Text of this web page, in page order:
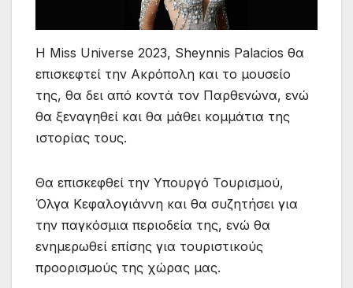
H Miss Universe 2023, Sheynnis Palacios θα
επισκεφτεί την Ακρόπολη και το μουσείο
της, θα δει από κοντά τον Παρθενώνα, ενώ
θα ξεναγηθεί και θα μάθει κομμάτια της
ιστορίας τους.
Θα επισκεφθεί την Υπουργό Τουρισμού,
Όλγα Κεφαλογιάννη και θα συζητήσει για
την παγκόσμια περιοδεία της, ενώ θα
ενημερωθεί επίσης για τουριστικούς
προορισμούς της χώρας μας.